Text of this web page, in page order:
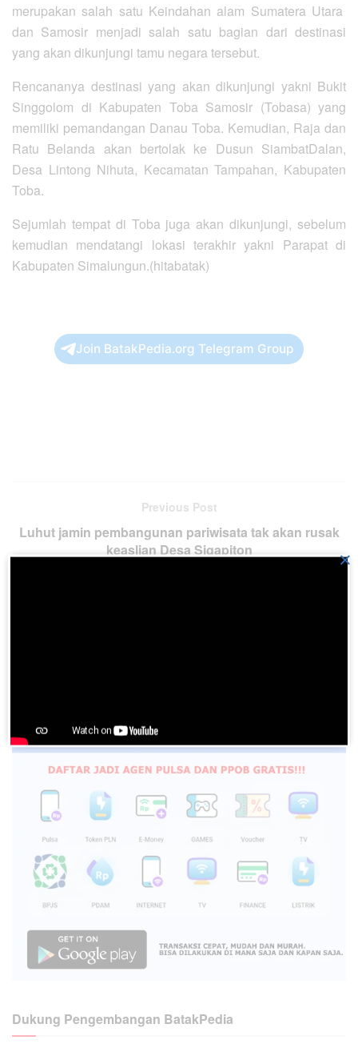
merupakan salah satu Keindahan alam Sumatera Utara
dan Samosir menjadi salah satu bagian dari destinasi
yang akan dikunjungi tamu negara tersebut.
Rencananya destinasi yang akan dikunjungi yakni Bukit
Singgolom di Kabupaten Toba Samosir (Tobasa) yang
memiliki pemandangan Danau Toba. Kemudian, Raja dan
Ratu Belanda akan bertolak ke Dusun ‎SiambatDalan,
Desa Lintong Nihuta, Kecamatan Tampahan, Kabupaten
Toba.
Sejumlah tempat di Toba juga akan dikunjungi, sebelum
kemudian mendatangi lokasi terakhir yakni Parapat di
Kabupaten Simalungun.(hitabatak)
Join BatakPedia.org Telegram Group
Previous Post
Luhut jamin pembangunan pariwisata tak akan rusak
keaslian Desa Sigapiton
Dukung Pengembangan BatakPedia
×